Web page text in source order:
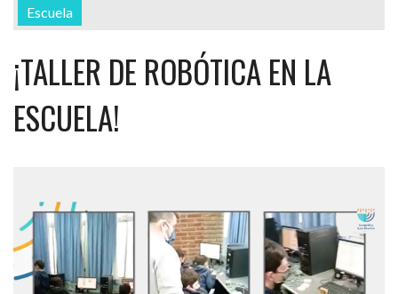
Escuela
¡TALLER DE ROBÓTICA EN LA
ESCUELA!